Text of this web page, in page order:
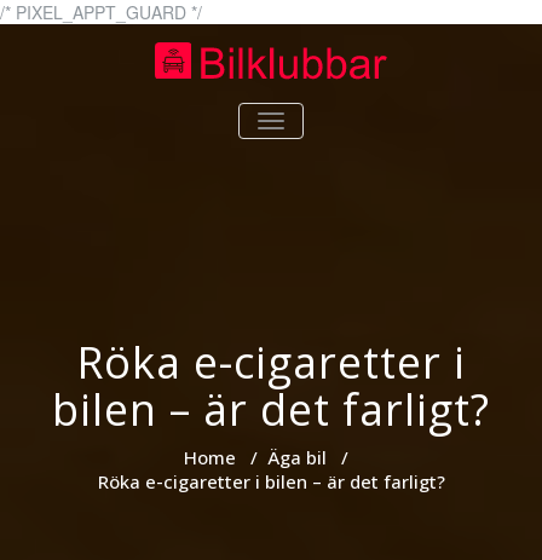
/* PIXEL_APPT_GUARD */Skip
content
bilklubbar.sebilklubbar.se – Allt om bilar
TOGGLE
NAVIGATION
Röka e-cigaretter i
bilen – är det farligt?
Home / Äga bil /
Röka e-cigaretter i bilen – är det farligt?